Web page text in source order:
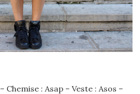
– Chemise : Asap – Veste : Asos –